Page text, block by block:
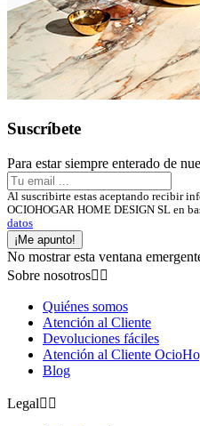
Suscríbete
Para estar siempre enterado de
Al suscribirte estas aceptando recibir
OCIOHOGAR HOME DESIGN SL en
datos
¡Me apunto!
No mostrar esta ventana
Sobre nosotros 
Quiénes somos
Atención al Cliente
Devoluciones fáciles
Atención al Cliente
Blog
Legal 